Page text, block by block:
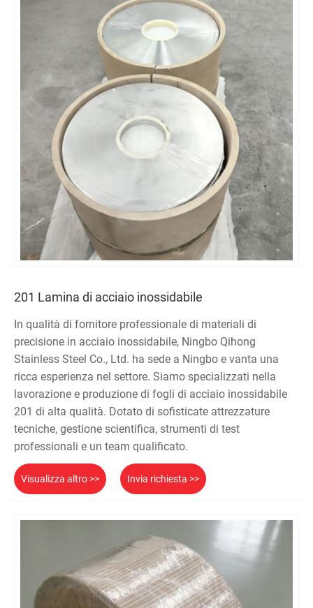
201 Lamina di acciaio inossidabile
In qualità di fornitore professionale di materiali di
precisione in acciaio inossidabile, Ningbo Qihong
Stainless Steel Co., Ltd. ha sede a Ningbo e vanta una
ricca esperienza nel settore. Siamo specializzati nella
lavorazione e produzione di fogli di acciaio inossidabile
201 di alta qualità. Dotato di sofisticate attrezzature
tecniche, gestione scientifica, strumenti di test
professionali e un team qualificato.
Visualizza altro >> Invia richiesta >>